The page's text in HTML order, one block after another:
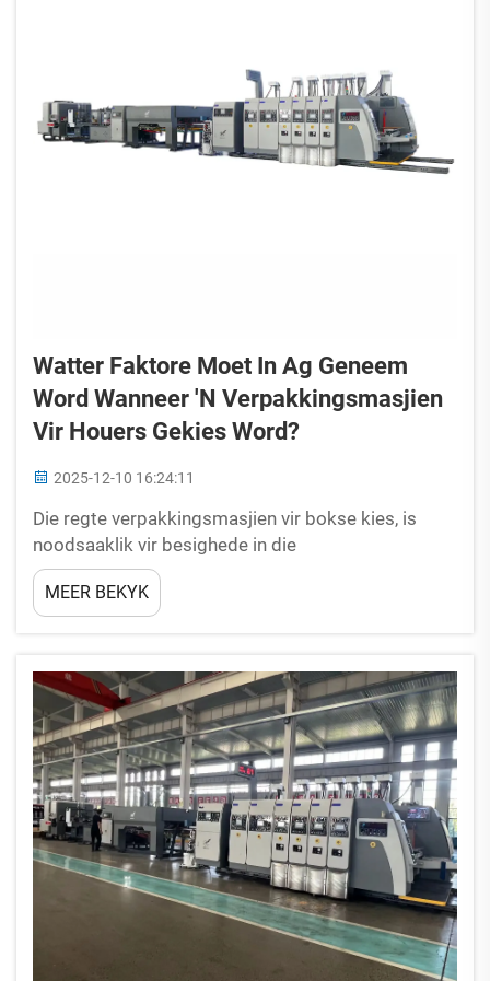
Watter Faktore Moet In Ag Geneem
Word Wanneer 'n Verpakkingsmasjien
Vir Houers Gekies Word?
2025-12-10 16:24:11
Die regte verpakkingsmasjien vir bokse kies, is
noodsaaklik vir besighede in die
verpakkingsbedryf, aangesien dit direk die
doeltreffendheid, koste en produkgehalte
beïnvloed. Met verskeie opsies beskikbaar, soos
Machinery ...
MEER BEKYK